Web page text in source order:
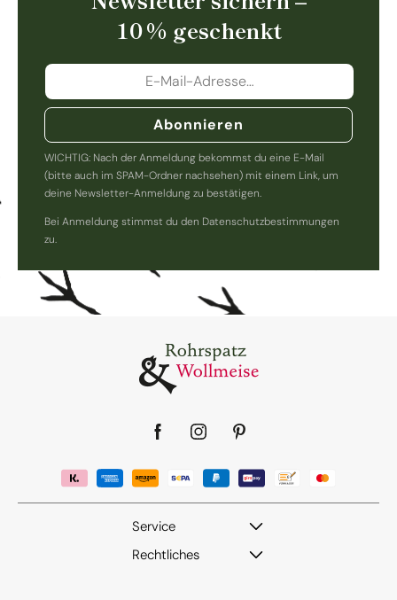
10 % geschenkt
Abonnieren
WICHTIG: Nach der Anmeldung bekommst du eine E-Mail
(bitte auch im SPAM-Ordner nachsehen) mit einem Link, um
deine Newsletter-Anmeldung zu bestätigen.
Bei Anmeldung stimmst du den Datenschutzbestimmungen
zu.
Facebook
InstagramPinterest
Service
Rechtliches